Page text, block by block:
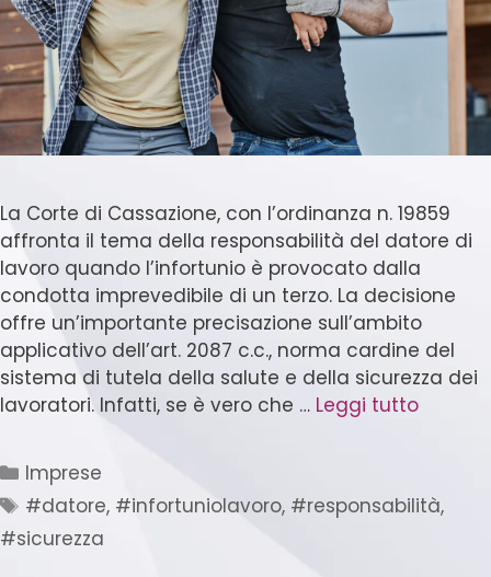
La Corte di Cassazione, con l’ordinanza n. 19859
affronta il tema della responsabilità del datore di
lavoro quando l’infortunio è provocato dalla
condotta imprevedibile di un terzo. La decisione
offre un’importante precisazione sull’ambito
applicativo dell’art. 2087 c.c., norma cardine del
sistema di tutela della salute e della sicurezza dei
lavoratori. Infatti, se è vero che … Leggi tutto
Imprese
#datore, #infortuniolavoro, #responsabilità,
#sicurezza